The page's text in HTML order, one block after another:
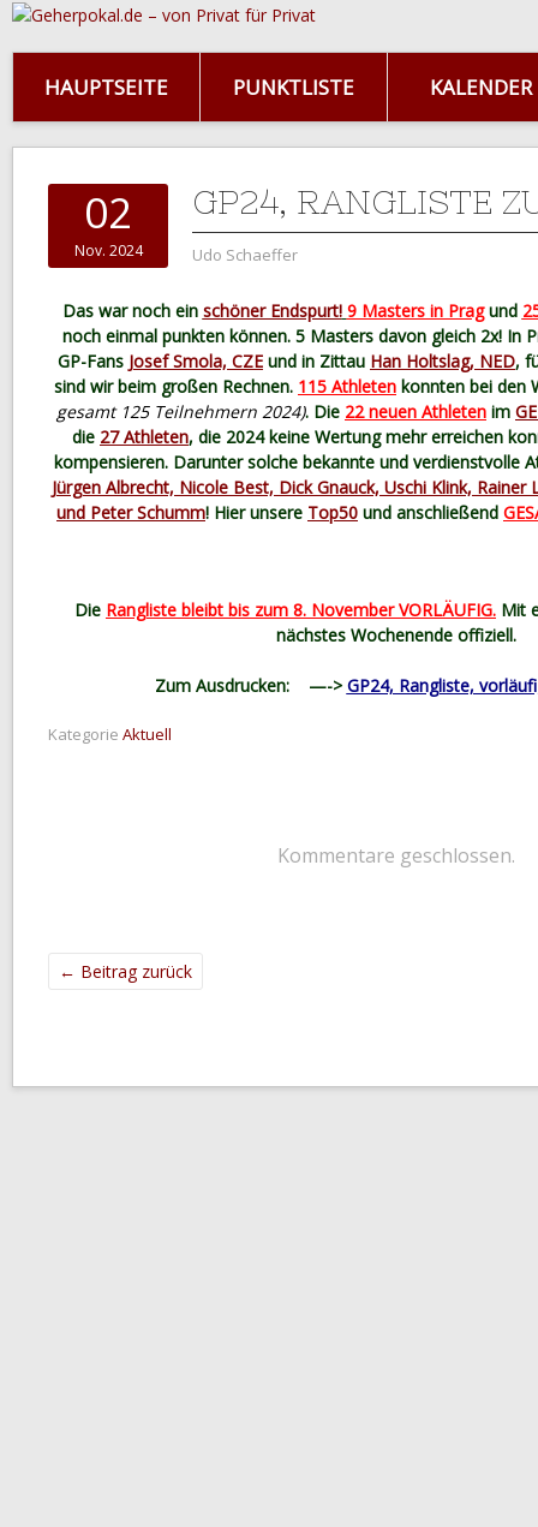
HAUPTSEITE PUNKTLISTE KALENDER
02
Nov. 2024
GP24, RANGLISTE
Udo Schaeffer
Das war noch ein schöner Endspurt! 9 Masters in Pragund
noch einmal punkten können. 5 Masters davon gleich 2x! In
GP-Fans Josef Smola, CZE und in Zittau Han Holtslag, NED,
sind wir beim großen Rechnen. 115 Athleten konnten bei den
gesamt 125 Teilnehmern 2024). Die 22 neuen Athleten im
die 27 Athleten, die 2024 keine Wertung mehr erreichen
kompensieren. Darunter solche bekannte und verdienstvolle
Jürgen Albrecht, Nicole Best, Dick Gnauck, Uschi Klink,
und Peter Schumm! Hier unsere Top50 und anschließend
Die Rangliste bleibt bis zum 8. November VORLÄUFIG. Mit
nächstes Wochenende offiziell.
Zum Ausdrucken: —-> GP24, Rangliste,
Kategorie Aktuell
Kommentare geschlossen.
← Beitrag zurück